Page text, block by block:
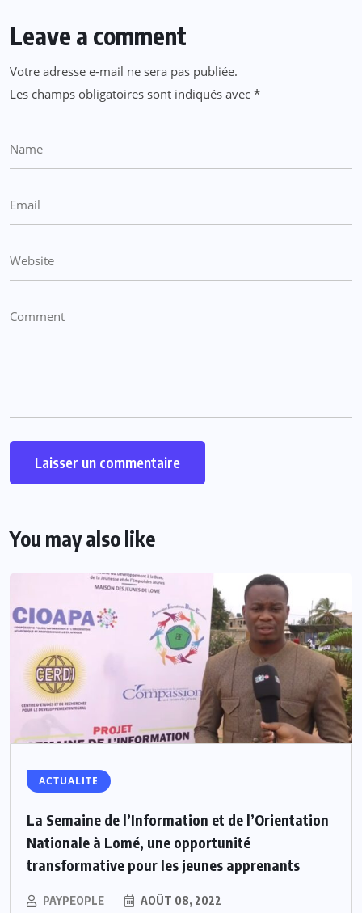
Leave a comment
Votre adresse e-mail ne sera pas publiée.
Les champs obligatoires sont indiqués avec *
You may also like
ACTUALITE
La Semaine de l’Information et de l’Orientation
Nationale à Lomé, une opportunité
transformative pour les jeunes apprenants
PAYPEOPLE AOÛT 08, 2022